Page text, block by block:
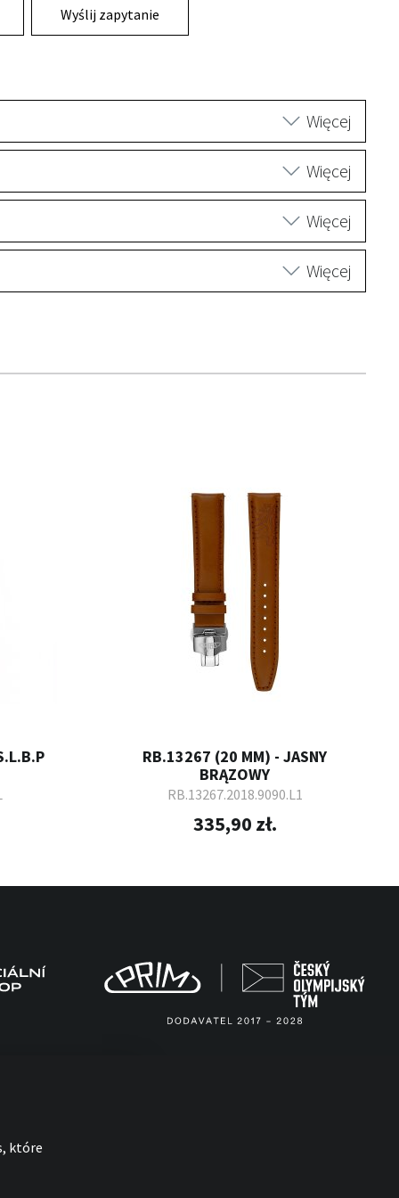
Wyślij zapytanie
Więcej
Więcej
Więcej
Więcej
RB.13267 (20 MM) - JASNY
BRĄZOWY
RB.13267.2018.9090.L1
335,90 zł.
które